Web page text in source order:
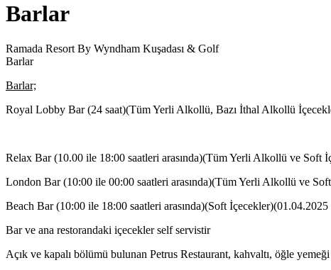
Barlar
Ramada Resort By Wyndham Kuşadası & Golf
Barlar
Barlar;
Royal Lobby Bar (24 saat)(Tüm Yerli Alkollü, Bazı İthal Alkollü
Relax Bar (10.00 ile 18:00 saatleri arasında)(Tüm Yerli Alkollü ve Soft
London Bar (10:00 ile 00:00 saatleri arasında)(Tüm Yerli Alkollü ve
Beach Bar (10:00 ile 18:00 saatleri arasında)(Soft
Bar ve ana restorandaki içecekler self servistir
Açık ve kapalı bölümü bulunan Petrus Restaurant, kahvaltı, öğle